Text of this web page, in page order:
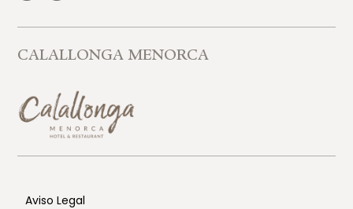
CALALLONGA MENORCA
Aviso Legal